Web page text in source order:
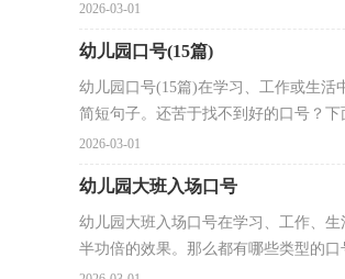
2026-03-01
幼儿园口号(15篇)
幼儿园口号(15篇)在学习、工作或生
简短句子。还苦于找不到好的口号？
2026-03-01
幼儿园大班入场口号
幼儿园大班入场口号在学习、工作、
半功倍的效果。那么都有哪些类型的